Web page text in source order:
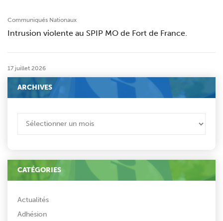
Communiqués Nationaux
Intrusion violente au SPIP MO de Fort de France.
17 juillet 2026
ARCHIVES
CATÉGORIES
Actualités
Adhésion